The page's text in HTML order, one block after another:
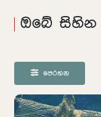
ඔබේ සිහින
පෙරහන